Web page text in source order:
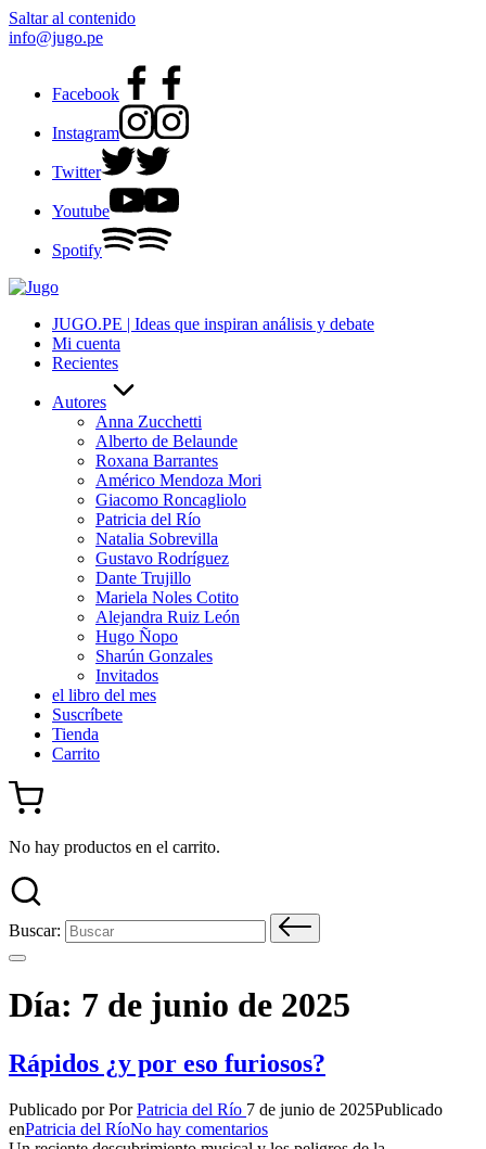
Saltar al contenido
info@jugo.pe
Facebook
Instagram
Twitter
Youtube
Spotify
JUGO.PE | Ideas que inspiran análisis y debate
Mi cuenta
Recientes
Autores
Anna Zucchetti
Alberto de Belaunde
Roxana Barrantes
Américo Mendoza Mori
Giacomo Roncagliolo
Patricia del Río
Natalia Sobrevilla
Gustavo Rodríguez
Dante Trujillo
Mariela Noles Cotito
Alejandra Ruiz León
Hugo Ñopo
Sharún Gonzales
Invitados
el libro del mes
Suscríbete
Tienda
Carrito
No hay productos en el carrito.
Buscar:
Día: 7 de junio de 2025
Rápidos ¿y por eso furiosos?
Publicado por PorPatricia del Río 7 de junio de 2025Publicado
enPatricia del RíoNo hay comentarios